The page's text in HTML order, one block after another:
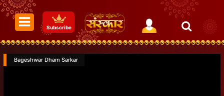
Subscribe
Bageshwar Dham Sarkar